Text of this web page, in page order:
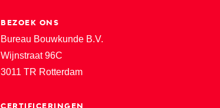
BEZOEK ONS
Bureau Bouwkunde B.V.
Wijnstraat 96C
3011 TR Rotterdam
CERTIFICERINGEN